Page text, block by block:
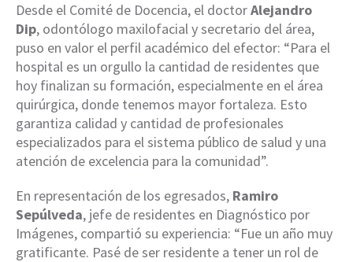
Desde el Comité de Docencia, el doctorAlejandro
Dip, odontólogo maxilofacial y secretario del área,
puso en valor el perfil académico del efector: “Para el
hospital es un orgullo la cantidad de residentes que
hoy finalizan su formación, especialmente en el área
quirúrgica, donde tenemos mayor fortaleza. Esto
garantiza calidad y cantidad de profesionales
especializados para el sistema público de salud y una
atención de excelencia para la comunidad”.
En representación de los egresados, Ramiro
Sepúlveda, jefe de residentes en Diagnóstico por
Imágenes, compartió su experiencia: “Fue un año muy
gratificante. Pasé de ser residente a tener un rol de